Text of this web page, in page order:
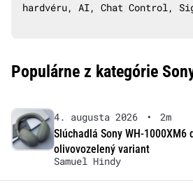
hardvéru, AI, Chat Control,
Populárne z kategórie
4. augusta 2026 •
2m
Slúchadlá Sony WH-
olivovozelený variant
Samuel Hindy